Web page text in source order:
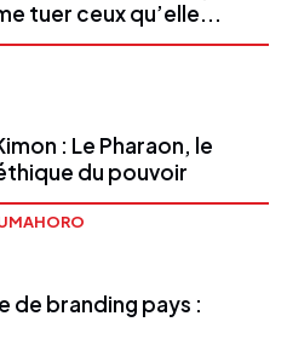
tuer ceux qu’elle...
: Le Pharaon, le
du pouvoir
de branding pays :